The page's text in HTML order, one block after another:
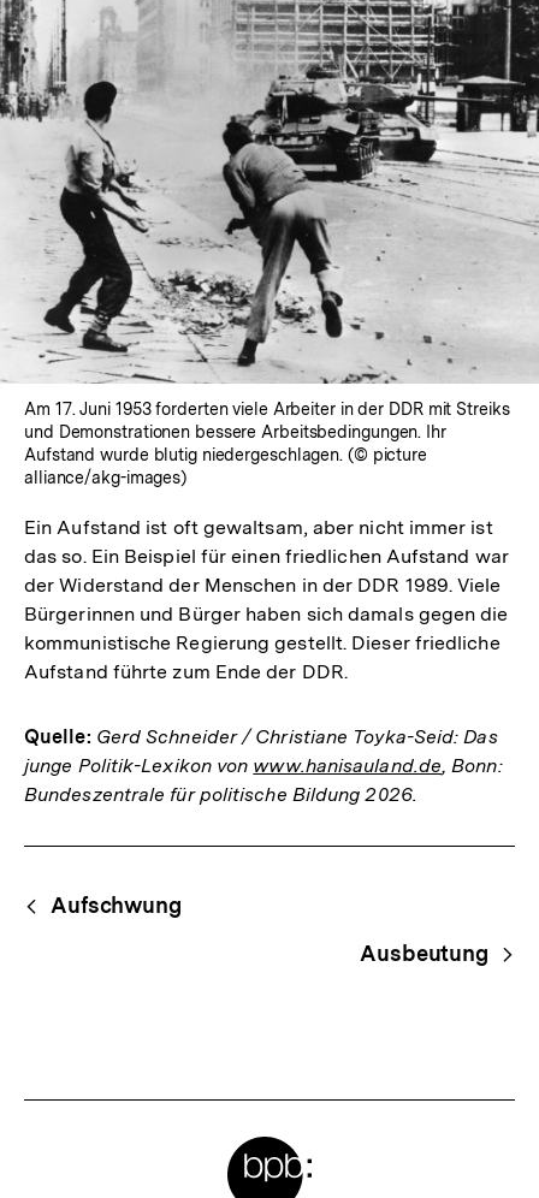
In
Lightbox
öffnen
Am 17. Juni 1953 forderten viele Arbeiter in der DDR mit Streiks
und Demonstrationen bessere Arbeitsbedingungen. Ihr
Aufstand wurde blutig niedergeschlagen. (© picture
alliance/akg-images)
Ein Aufstand ist oft gewaltsam, aber nicht immer ist
das so. Ein Beispiel für einen friedlichen Aufstand war
der Widerstand der Menschen in der DDR 1989. Viele
Bürgerinnen und Bürger haben sich damals gegen die
kommunistische Regierung gestellt. Dieser friedliche
Aufstand führte zum Ende der DDR.
Quelle: Gerd Schneider / Christiane Toyka-Seid: Das
junge Politik-Lexikon von www.hanisauland.de, Bonn:
Bundeszentrale für politische Bildung 2026.
Begriffsnavigation
Content-
Navigation
Aufschwung
Ausbeutung